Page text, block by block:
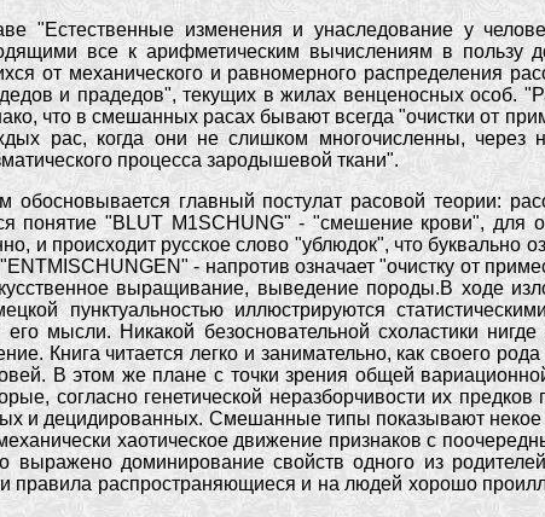
"Естественные изменения и унаследование у
все к арифметическим вычислениям в пользу
от механического и равномерного распределения
и прадедов", текущих в жилах венценосных особ.
что в смешанных расах бывают всегда "очистки от
рас, когда они не слишком многочисленны, через
процесса зародышевой ткани".
обосновывается главный постулат расовой теории:
понятие "BLUT M1SCHUNG" - "смешение крови", для
и происходит русское слово "ублюдок", что
- напротив означает "очистку от
выращивание, выведение породы.В ходе
пунктуальностью иллюстрируются
мысли. Никакой безосновательной схоластики
Книга читается легко и занимательно, как своего
В этом же плане с точки зрения общей
согласно генетической неразборчивости их
и децидированных. Смешанные типы показывают
хаотическое движение признаков с
выражено доминирование свойств одного из
правила распространяющиеся и на людей хорошо